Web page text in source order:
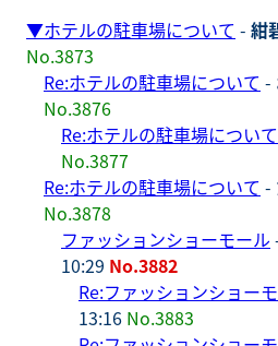
▼ホテルの駐車場について - 紺
No.3873
Re:ホテルの駐車場について -
No.3876
Re:ホテルの駐車場について
No.3877
Re:ホテルの駐車場について -
No.3878
ファッションショーモール
10:29 No.3882
Re:ファッションショー
13:16 No.3883